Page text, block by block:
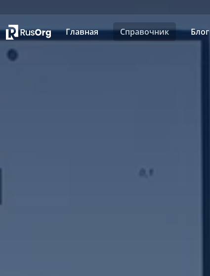
Главная Справочник Блог